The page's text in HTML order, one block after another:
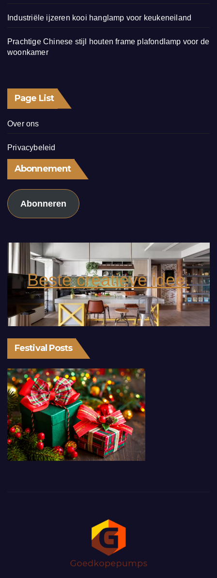
Industriële ijzeren kooi hanglamp voor keukeneiland
Prachtige Chinese stijl houten frame plafondlamp voor de
woonkamer
Page List
Over ons
Privacybeleid
Abonnement
Abonneren
Beste creatieve idee.
Festival Posts